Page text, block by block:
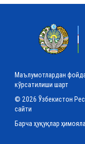
Маълумотлардан
кўрсатилиши шарт
© 2026 Ўзбекистон
сайти
Барча ҳуқуқлар